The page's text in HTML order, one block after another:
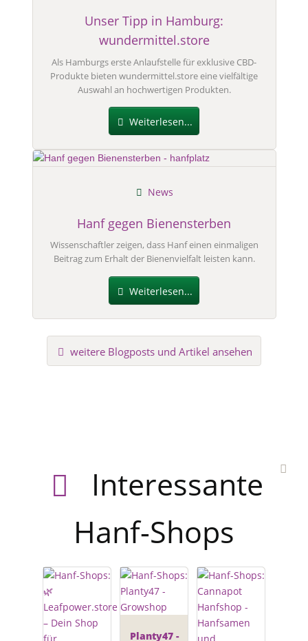
Unser Tipp in Hamburg:
wundermittel.store
Als Hamburgs erste Anlaufstelle für exklusive CBD-
Produkte bieten wundermittel.store eine vielfältige
Auswahl an hochwertigen Produkten.
Weiterlesen...
Hanf gegen Bienensterben
News
Wissenschaftler zeigen, dass Hanf einen einmaligen
Beitrag zum Erhalt der Bienenvielfalt leisten kann.
Weiterlesen...
weitere Blogposts und Artikel ansehen
Interessante
Hanf-Shops
Planty47 -